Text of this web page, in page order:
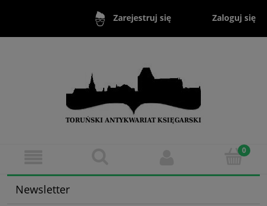
Zarejestruj się Zaloguj się
Newsletter